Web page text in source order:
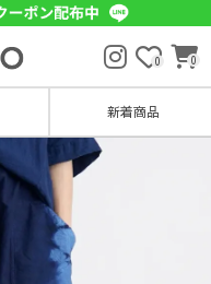
0 0
新着商品